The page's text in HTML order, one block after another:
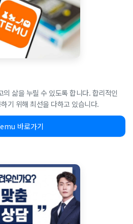
삶을 누릴 수 있도록 합니다. 합리적인
기 위해 최선을 다하고 있습니다.
바로가기